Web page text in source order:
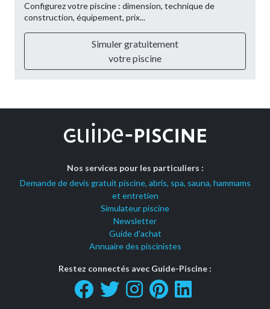
Configurez votre piscine : dimension, technique de
construction, équipement, prix...
Simuler gratuitement
votre piscine
Nos services pour les particuliers :
Demande de devis gratuit piscine, abris, spa, sauna, hammams
et entretien
Simulateur piscine
Newsletter
Guide d'achat
Annuaire des piscinistes
Restez connectés avec Guide-Piscine :